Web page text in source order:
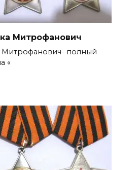
Митрофанович
Митрофанович- полный
«